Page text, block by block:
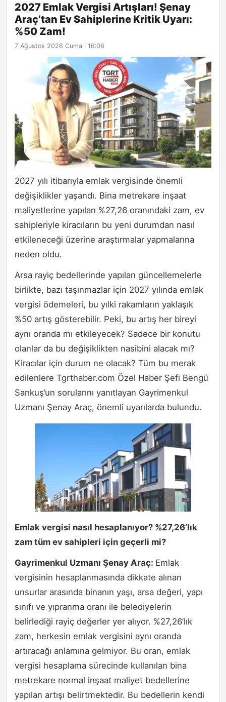
2027 Emlak Vergisi Artışları! Şenay
Araç’tan Ev Sahiplerine Kritik Uyarı:
%50 Zam!
7 Ağustos 2026 Cuma · 16:06
2027 yılı itibarıyla emlak vergisinde önemli
değişiklikler yaşandı. Bina metrekare inşaat
maliyetlerine yapılan %27,26 oranındaki zam, ev
sahipleriyle kiracıların bu yeni durumdan nasıl
etkileneceği üzerine araştırmalar yapmalarına
neden oldu.
Arsa rayiç bedellerinde yapılan güncellemelerle
birlikte, bazı taşınmazlar için 2027 yılında emlak
vergisi ödemeleri, bu yılki rakamların yaklaşık
%50 artış gösterebilir. Peki, bu artış her bireyi
aynı oranda mı etkileyecek? Sadece bir konutu
olanlar da bu değişiklikten nasibini alacak mı?
Kiracılar için durum ne olacak? Tüm bu merak
edilenlere Tgrthaber.com Özel Haber Şefi Bengü
Sarıkuş’un sorularını yanıtlayan Gayrimenkul
Uzmanı Şenay Araç, önemli uyarılarda bulundu.
Emlak vergisi nasıl hesaplanıyor? %27,26’lık
zam tüm ev sahipleri için geçerli mi?
Gayrimenkul Uzmanı Şenay Araç: Emlak
vergisinin hesaplanmasında dikkate alınan
unsurlar arasında binanın yaşı, arsa değeri, yapı
sınıfı ve yıpranma oranı ile belediyelerin
belirlediği rayiç değerler yer alıyor. %27,26’lık
zam, herkesin emlak vergisini aynı oranda
artıracağı anlamına gelmiyor. Bu oran, emlak
vergisi hesaplama sürecinde kullanılan bina
metrekare normal inşaat maliyet bedellerine
yapılan artışı belirtmektedir. Bu bedellerin kendi